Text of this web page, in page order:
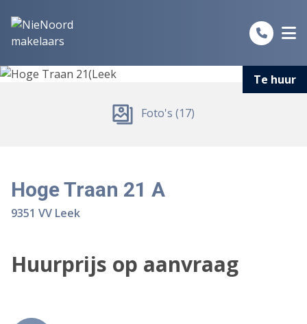
Te huur
Foto's (17)
Hoge Traan 21 A
9351 VV Leek
Huurprijs op aanvraag